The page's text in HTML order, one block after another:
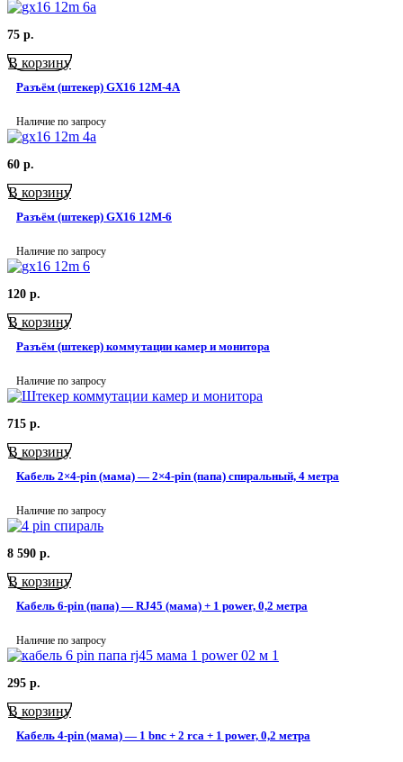
75 р.
В корзину
Разъём (штекер) GX16 12M-4A
Наличие по запросу
60 р.
В корзину
Разъём (штекер) GX16 12M-6
Наличие по запросу
120 р.
В корзину
Разъём (штекер) коммутации камер и монитора
Наличие по запросу
715 р.
В корзину
Кабель 2×4-pin (мама) — 2×4-pin (папа) спиральный, 4 метра
Наличие по запросу
8 590 р.
В корзину
Кабель 6-pin (папа) — RJ45 (мама) + 1 power, 0,2 метра
Наличие по запросу
295 р.
В корзину
Кабель 4-pin (мама) — 1 bnc + 2 rca + 1 power, 0,2 метра